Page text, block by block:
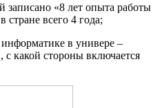
записано «8 лет опыта работы
всего 4 года;
в универе –
какой стороны включается